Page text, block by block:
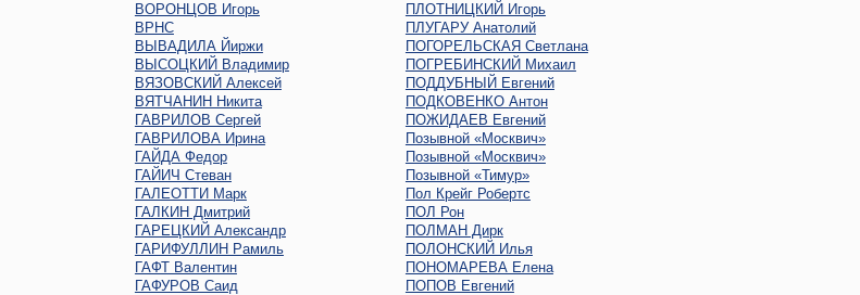
ВОРОНЦОВ Игорь
ПЛОТНИЦКИЙ Игорь
ВРНС
ПЛУГАРУ Анатолий
ВЫВАДИЛА Йиржи
ПОГОРЕЛЬСКАЯ Светлана
ВЫСОЦКИЙ Владимир
ПОГРЕБИНСКИЙ Михаил
ВЯЗОВСКИЙ Алексей
ПОДДУБНЫЙ Евгений
ВЯТЧАНИН Никита
ПОДКОВЕНКО Антон
ГАВРИЛОВ Сергей
ПОЖИДАЕВ Евгений
ГАВРИЛОВА Ирина
Позывной «Москвич»
ГАЙДА Федор
Позывной «Москвич»
ГАЙИЧ Стеван
Позывной «Тимур»
ГАЛЕОТТИ Марк
Пол Крейг Робертс
ГАЛКИН Дмитрий
ПОЛ Рон
ГАРЕЦКИЙ Александр
ПОЛМАН Дирк
ГАРИФУЛЛИН Рамиль
ПОЛОНСКИЙ Илья
ГАФТ Валентин
ПОНОМАРЕВА Елена
ГАФУРОВ Саид
ПОПОВ Евгений